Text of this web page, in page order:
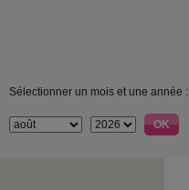
Sélectionner un mois et une année :